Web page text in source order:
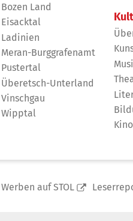
Bozen Land
Eisacktal
Ladinien
Meran-Burggrafenamt
Pustertal
Überetsch-Unterland
Vinschgau
Wipptal
Werben auf STOL